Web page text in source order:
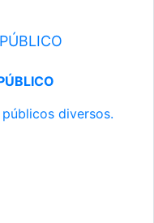
diversos.